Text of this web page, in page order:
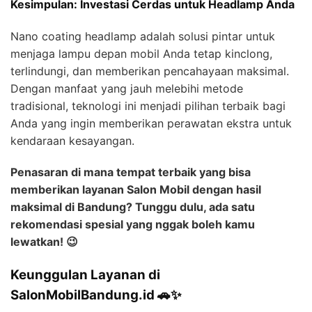
Kesimpulan: Investasi Cerdas untuk Headlamp Anda
Nano coating headlamp adalah solusi pintar untuk
menjaga lampu depan mobil Anda tetap kinclong,
terlindungi, dan memberikan pencahayaan maksimal.
Dengan manfaat yang jauh melebihi metode
tradisional, teknologi ini menjadi pilihan terbaik bagi
Anda yang ingin memberikan perawatan ekstra untuk
kendaraan kesayangan.
Penasaran di mana tempat terbaik yang bisa
memberikan layanan Salon Mobil dengan hasil
maksimal di Bandung? Tunggu dulu, ada satu
rekomendasi spesial yang nggak boleh kamu
lewatkan! 😉
Keunggulan Layanan di
SalonMobilBandung.id 🚗✨